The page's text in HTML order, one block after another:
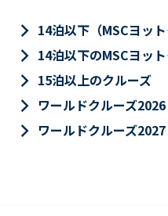
keyboard_arrow_right 14泊以下（MSCヨット
keyboard_arrow_right 14泊以下のMSCヨッ
keyboard_arrow_right 15泊以上のクルーズ
keyboard_arrow_right ワールドクルーズ2026
keyboard_arrow_right ワールドクルーズ2027